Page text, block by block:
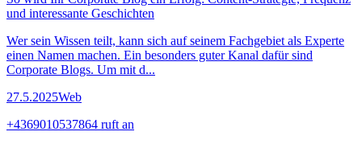
und interessante Geschichten
Wer sein Wissen teilt, kann sich auf seinem Fachgebiet als Experte
einen Namen machen. Ein besonders guter Kanal dafür sind
Corporate Blogs. Um mit d...
27.5.2025Web
+4369010537864 ruft an